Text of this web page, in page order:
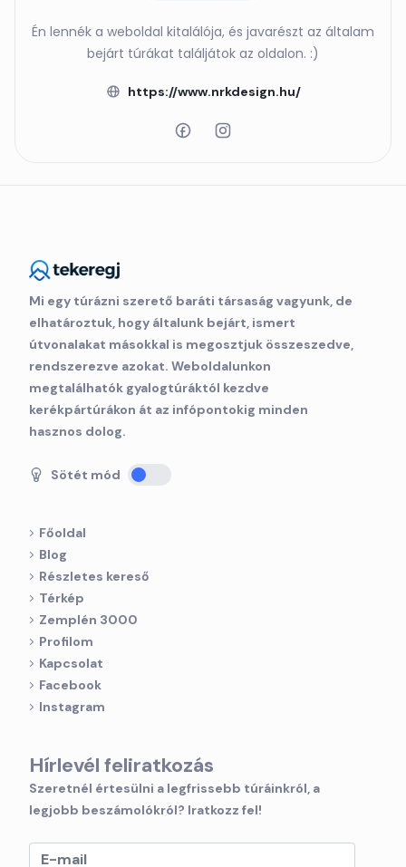
Én lennék a weboldal kitalálója, és javarészt az általam
bejárt túrákat találjátok az oldalon. :)
https://www.nrkdesign.hu/
Mi egy túrázni szerető baráti társaság vagyunk, de
elhatároztuk, hogy általunk bejárt, ismert
útvonalakat másokkal is megosztjuk összeszedve,
rendszerezve azokat. Weboldalunkon
megtalálhatók gyalogtúráktól kezdve
kerékpártúrákon át az infópontokig minden
hasznos dolog.
Sötét mód
Főoldal
Blog
Részletes kereső
Térkép
Zemplén 3000
Profilom
Kapcsolat
Facebook
Instagram
Hírlevél feliratkozás
Szeretnél értesülni a legfrissebb túráinkról, a
legjobb beszámolókról? Iratkozz fel!